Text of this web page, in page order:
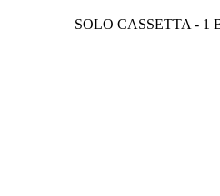
SOLO CASSETTA - 1